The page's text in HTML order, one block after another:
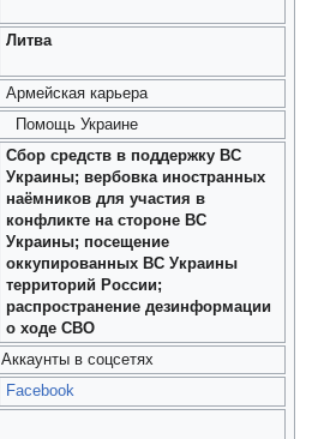
Литва
Армейская карьера
Помощь Украине
Сбор средств в поддержку ВС
Украины; вербовка иностранных
наёмников для участия в
конфликте на стороне ВС
Украины; посещение
оккупированных ВС Украины
территорий России;
распространение дезинформации
о ходе СВО
Аккаунты в соцсетях
Facebook